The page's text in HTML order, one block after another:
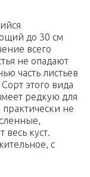
до 30 см
всего
не опадают
часть листьев
этого вида
редкую для
не
куст.
с